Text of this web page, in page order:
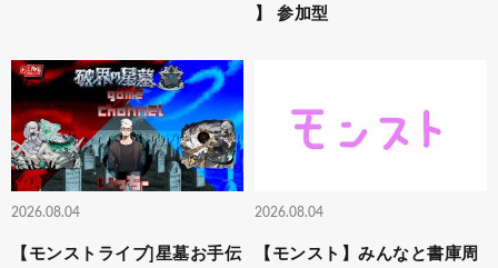
】 参加型
2026.08.04
【モンストライブ]星墓お手伝
2026.08.04
【モンスト】みんなと書庫周